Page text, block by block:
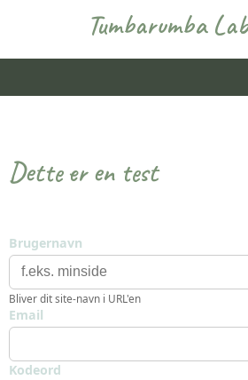
Tumbarumba
Dette er en test
Brugernavn
Bliver dit site-navn i URL'en
Email
Kodeord